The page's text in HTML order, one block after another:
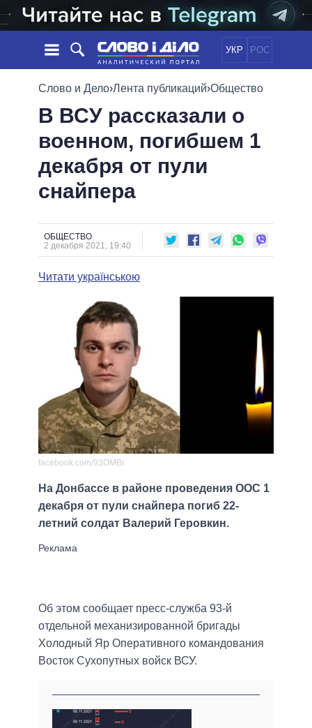
УКР РОС
НОВОСТИ
ЛЕНТА
СОБЫТИЯ
СТАТЬИ
МНЕНИЯ
ОБЗОРЫ
ДАЙДЖЕСТЫ
ПОЛИТИКА
ЭКОНОМИКА
ОБЩЕСТВО
МИР
ОБЕЩАНИЯ
ПОЛИТИКИ
ВСЕ ПОЛИТИКИ
ПРЕЗИДЕНТ И ОФИС
ВЕРХОВНАЯ РАДА
КАБИНЕТ МИНИСТРОВ
МЭРЫ
ВСЕ ПЕРСОНЫ
ИНФОГРАФИКА
ПОДДЕРЖАТЬ
СРАВНЕНИЕ ПОЛИТИКОВ
Слово и Дело›Лента публикаций›Общество
В ВСУ рассказали о
военном, погибшем 1
декабря от пули
снайпера
ОБЩЕСТВО
2 декабря 2021, 19:40
Читати українською
facebook.com/93OMBr
На Донбассе в районе проведения ООС 1
декабря от пули снайпера погиб 22-
летний солдат Валерий Геровкин.
Об этом сообщает пресс-служба 93-й
отдельной механизированной бригады
Холодный Яр Оперативного командования
Восток Сухопутных войск ВСУ.